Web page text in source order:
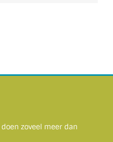
zoveel meer dan